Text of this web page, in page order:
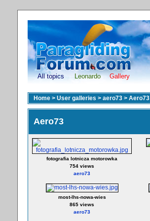
All topics Leonardo Gallery
Home > User galleries > aero73 > Aero73
Aero73
fotografia lotnicza motorowka
754 views
aero73
most-lhs-nowa-wies
865 views
aero73